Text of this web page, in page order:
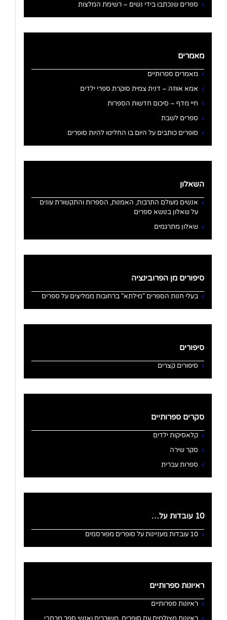
ספרים שנכתבו בידי נשים – רשימת המלצות
מאמרים
מאמרים ספרותיים
אמא אווזה – דנית צמית סוקרת ספרי ילדים
חיי מדף – סיכום חדשות הספרות
ספרים לשבת
סופרים כותבים על היום בו החליטו להיות סופרים
השאלון
אנשים מעולם התרבות, האמנות, הספרות והתקשורת עונים
על שאלון בנושא ספרים
שאלון מתרגמים
סיפורים מן הפרובינציה
בעלי חנות הספרים "מילתא" ברחובות ממליצים על ספרים
סיפורים
סיפורים קצרים
סקרים ספרותיים
קלאסיקות ילדים
סקר שירה
ספרות עברית
10 עובדות על…
10 עובדות מעניינות על סופרים מפורסמים
ראיונות ספרותיים
ראיונות ספרותיים
ראיונות מצולמים עם סופרים, משוררים ואנשי ספר מרחבי